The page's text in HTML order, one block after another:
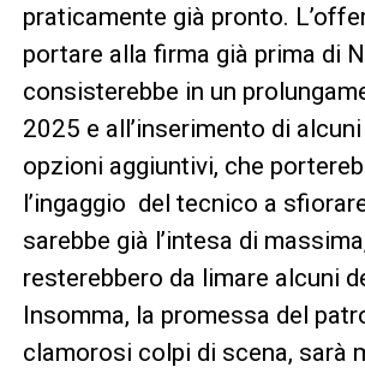
praticamente già pronto.
portare alla firma già prima di
consisterebbe in un
2025 e all’inserimento di
opzioni aggiuntivi, che
l’ingaggio del tecnico a
sarebbe già l’intesa di
resterebbero da limare alcuni
Insomma, la promessa del
clamorosi colpi di scena, sarà